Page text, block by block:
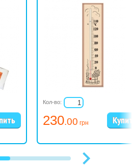
230.00 грн
Кол-во: